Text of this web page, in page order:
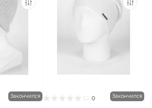
Закончился 0 Закончился